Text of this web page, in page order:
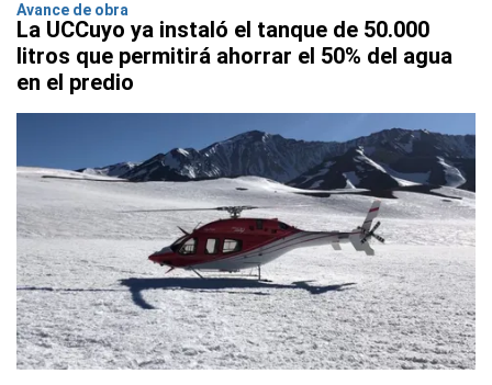
Avance de obra
La UCCuyo ya instaló el tanque de 50.000
litros que permitirá ahorrar el 50% del agua
en el predio